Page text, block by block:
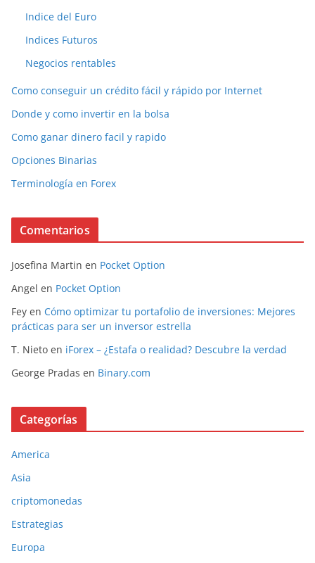
Indice del Euro
Indices Futuros
Negocios rentables
Como conseguir un crédito fácil y rápido por Internet
Donde y como invertir en la bolsa
Como ganar dinero facil y rapido
Opciones Binarias
Terminología en Forex
Comentarios
Josefina Martin en Pocket Option
Angel en Pocket Option
Fey en Cómo optimizar tu portafolio de inversiones: Mejores
prácticas para ser un inversor estrella
T. Nieto en iForex – ¿Estafa o realidad? Descubre la verdad
George Pradas en Binary.com
Categorías
America
Asia
criptomonedas
Estrategias
Europa